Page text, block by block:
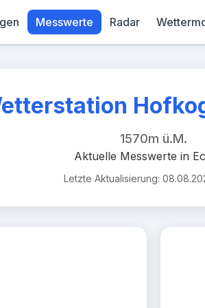
Messwerte Radar
1570m ü.M.
Aktuelle Messwerte in
Letzte Aktualisierung: